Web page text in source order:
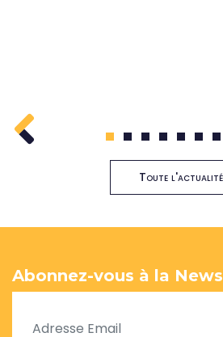
1 2 3 4 5 6 7
Toute l'actualité
Abonnez-vous à la